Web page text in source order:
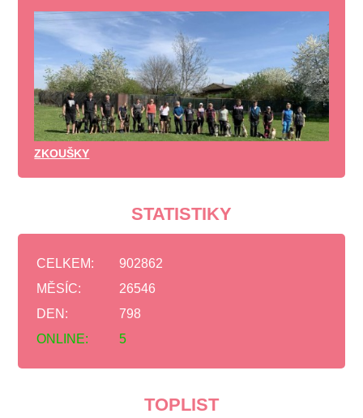
ZKOUŠKY
STATISTIKY
ONLINE: 5
CELKEM:
902862
MĚSÍC:
26546
DEN:
798
TOPLIST